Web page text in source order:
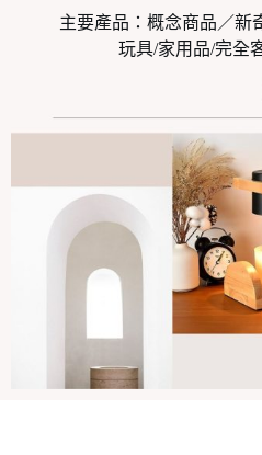
主要產品：概念商品／新
玩具/家用品/完全